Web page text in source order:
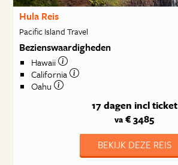
Hula Reis
Pacific Island Travel
Bezienswaardigheden
Hawaii
California
Oahu
17 dagen incl ticket
va € 3485
BEKIJK DEZE REIS